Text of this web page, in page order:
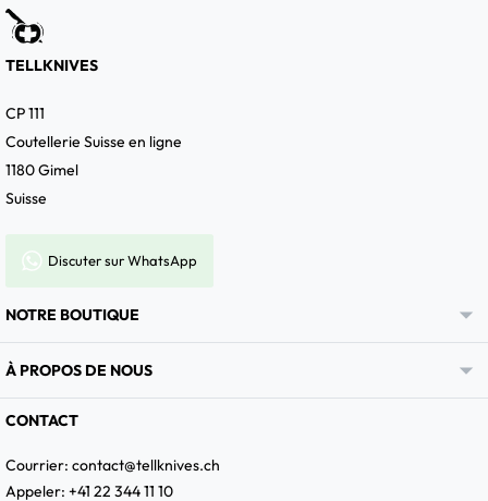
TELLKNIVES
CP 111
Coutellerie Suisse en ligne
1180 Gimel
Suisse
Discuter sur WhatsApp
NOTRE BOUTIQUE 
À PROPOS DE NOUS 
CONTACT
Courrier: contact@tellknives.ch
Appeler: +41 22 344 11 10